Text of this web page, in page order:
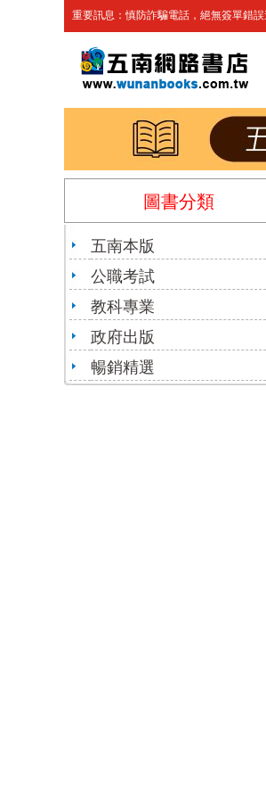
重要訊息：慎防詐騙電話，絕無簽單錯
圖書分類
五南本版
公職考試
教科專業
政府出版
暢銷精選